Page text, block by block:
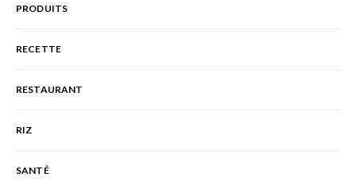
PRODUITS
RECETTE
RESTAURANT
RIZ
SANTÉ